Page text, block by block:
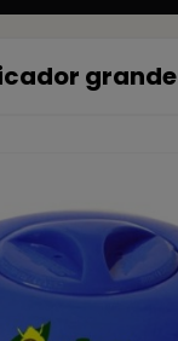
grande